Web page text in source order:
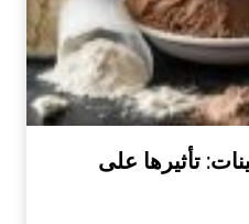
تأثيرها على